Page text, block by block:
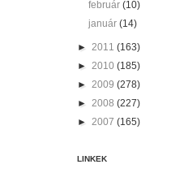
február(10)
január(14)
► 2011 (163)
► 2010 (185)
► 2009 (278)
► 2008 (227)
► 2007 (165)
LINKEK